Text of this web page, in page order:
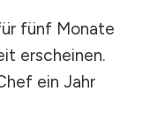
fünf Monate
erscheinen.
ein Jahr